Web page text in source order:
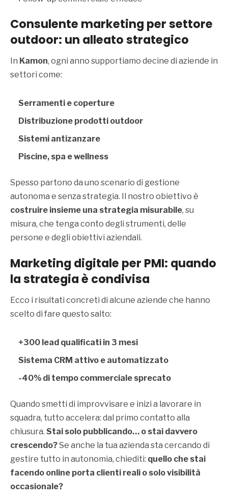
Consulente marketing per settore
outdoor: un alleato strategico
In Kamon, ogni anno supportiamo decine di aziende in
settori come:
Serramenti e coperture
Distribuzione prodotti outdoor
Sistemi antizanzare
Piscine, spa e wellness
Spesso partono da uno scenario di gestione
autonoma e senza strategia. Il nostro obiettivo è
costruire insieme una strategia misurabile, su
misura, che tenga conto degli strumenti, delle
persone e degli obiettivi aziendali.
Marketing digitale per PMI: quando
la strategia è condivisa
Ecco i risultati concreti di alcune aziende che hanno
scelto di fare questo salto:
+300 lead qualificati in 3 mesi
Sistema CRM attivo e automatizzato
-40% di tempo commerciale sprecato
Quando smetti di improvvisare e inizi a lavorare in
squadra, tutto accelera: dal primo contatto alla
chiusura. Stai solo pubblicando… o stai davvero
crescendo?Se anche la tua azienda sta cercando di
gestire tutto in autonomia, chiediti: quello che stai
facendo online porta clienti reali o solo visibilità
occasionale?